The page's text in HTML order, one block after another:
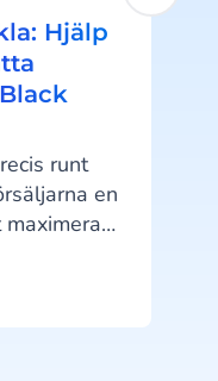
Hjälp
runt
en